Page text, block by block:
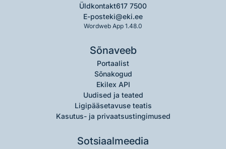
Üldkontakt617 7500
E-posteki@eki.ee
Wordweb App 1.48.0
Sõnaveeb
Portaalist
Sõnakogud
Ekilex API
Uudised ja teated
Ligipääsetavuse teatis
Kasutus- ja privaatsustingimused
Sotsiaalmeedia